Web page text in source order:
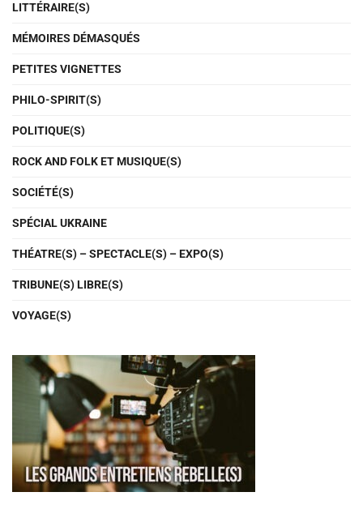
LITTÉRAIRE(S)
MÉMOIRES DÉMASQUÉS
PETITES VIGNETTES
PHILO-SPIRIT(S)
POLITIQUE(S)
ROCK AND FOLK ET MUSIQUE(S)
SOCIÉTÉ(S)
SPÉCIAL UKRAINE
THÉATRE(S) – SPECTACLE(S) – EXPO(S)
TRIBUNE(S) LIBRE(S)
VOYAGE(S)